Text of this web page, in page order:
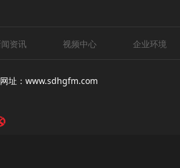
资讯 视频中心 企业环境
址： www.sdhgfm.com